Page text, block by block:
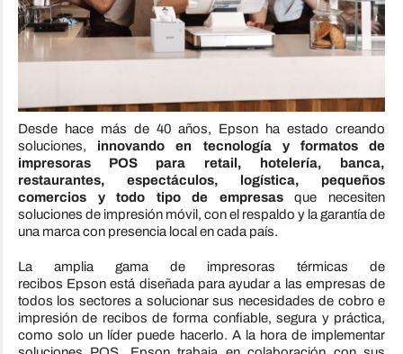
Desde hace más de 40 años, Epson ha estado creando
soluciones, innovando en tecnología y formatos de
impresoras POS para retail, hotelería, banca,
restaurantes, espectáculos, logística, pequeños
comercios y todo tipo de empresasque necesiten
soluciones de impresión móvil, con el respaldo y la garantía de
una marca con presencia local en cada país.
La amplia gama de impresoras térmicas de
recibos Epson está diseñada para ayudar a las empresas de
todos los sectores a solucionar sus necesidades de cobro e
impresión de recibos de forma confiable, segura y práctica,
como solo un líder puede hacerlo. A la hora de implementar